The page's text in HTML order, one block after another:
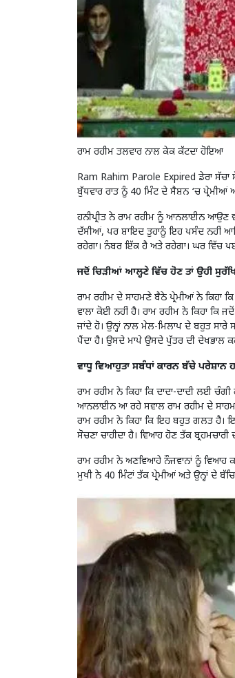
ਰਾਮ ਰਹੀਮ ਤਲਵਾਰ ਨਾਲ ਕੇਕ ਕੱਟਦਾ ਹੋਇਆ
Ram Rahim Parole Expired ਡੇਰਾ ਸੱਚਾ
ਬੁੱਧਵਾਰ ਰਾਤ ਨੂੰ 40 ਮਿੰਟ ਦੇ ਸੈਸ਼ਨ ‘ਚ ਪ੍ਰੇਮੀਆਂ
ਹਨੀਪ੍ਰੀਤ ਨੇ ਰਾਮ ਰਹੀਮ ਨੂੰ ਆਨਲਾਈਨ ਆਉਣ
ਦੱਸੀਆਂ, ਪਰ ਸ਼ਾਇਦ ਤੁਹਾਨੂੰ ਇਹ ਪਸੰਦ ਨਹੀਂ
ਰਹੇਗਾ। ਨੰਬਰ ਇੱਕ ਹੈ ਅਤੇ ਰਹੇਗਾ। ਘਰ ਵਿੱਚ
ਜਦੋਂ ਚਿੜੀਆਂ ਆਲ੍ਹਣੇ ਵਿੱਚ ਹੋਣ ਤਾਂ ਉਹੀ
ਰਾਮ ਰਹੀਮ ਦੇ ਸਾਹਮਣੇ ਬੈਠੇ ਪ੍ਰੇਮੀਆਂ ਨੇ ਕਿਹਾ
ਵਾਲਾ ਕੋਈ ਨਹੀਂ ਹੈ। ਰਾਮ ਰਹੀਮ ਨੇ ਕਿਹਾ ਕਿ
ਜਾਂਦੇ ਹੋ। ਉਨ੍ਹਾਂ ਨਾਲ ਮੇਲ-ਮਿਲਾਪ ਦੇ ਬਹੁਤ
ਪੈਂਦਾ ਹੈ। ਉਸਦੇ ਮਾਪੇ ਉਸਦੇ ਪੁੱਤਰ ਦੀ
ਵਾਧੂ ਵਿਆਹੁਤਾ ਸਬੰਧਾਂ ਕਾਰਨ ਬੱਚੇ ਪਰੇਸ਼ਾਨ
ਰਾਮ ਰਹੀਮ ਨੇ ਕਿਹਾ ਕਿ ਦਾਦਾ-ਦਾਦੀ ਲਈ
ਆਨਲਾਈਨ ਆ ਰਹੇ ਸਵਾਲ ਰਾਮ ਰਹੀਮ ਦੇ
ਰਾਮ ਰਹੀਮ ਨੇ ਕਿਹਾ ਕਿ ਇਹ ਬਹੁਤ ਗਲਤ ਹੈ।
ਸੋਚਣਾ ਚਾਹੀਦਾ ਹੈ। ਵਿਆਹ ਹੋਣ ਤੱਕ
ਰਾਮ ਰਹੀਮ ਨੇ ਅਣਵਿਆਹੇ ਨੌਜਵਾਨਾਂ ਨੂੰ ਵਿਆਹ
ਮੁਖੀ ਨੇ 40 ਮਿੰਟਾਂ ਤੱਕ ਪ੍ਰੇਮੀਆਂ ਅਤੇ ਉਨ੍ਹਾਂ ਦੇ